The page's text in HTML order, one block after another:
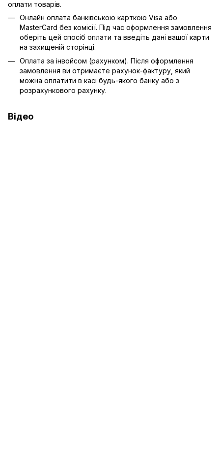
оплати товарів.
Онлайн оплата банківською карткою Visa або
MasterCard без комісії. Під час оформлення замовлення
оберіть цей спосіб оплати та введіть дані вашої карти
на захищеній сторінці.
Оплата за інвойсом (рахунком). Після оформлення
замовлення ви отримаєте рахунок-фактуру, який
можна оплатити в касі будь-якого банку або з
розрахункового рахунку.
Відео